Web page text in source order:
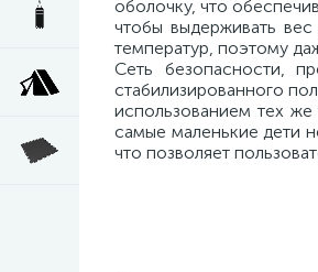
оболочку, что
чтобы выдерживать
температур, поэтому
Сеть безопасности,
стабилизированного
использованием тех
самые маленькие дети
что позволяет